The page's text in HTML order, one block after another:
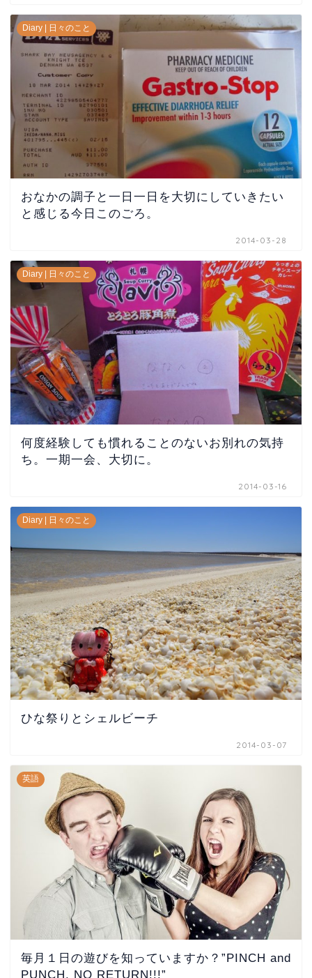
Diary | 日々のこと
おなかの調子と一日一日を大切にしていきたい
と感じる今日このごろ。
2014-03-28
Diary | 日々のこと
何度経験しても慣れることのないお別れの気持
ち。一期一会、大切に。
2014-03-16
Diary | 日々のこと
ひな祭りとシェルビーチ
2014-03-07
英語
毎月１日の遊びを知っていますか？”PINCH and
PUNCH, NO RETURN!!!”